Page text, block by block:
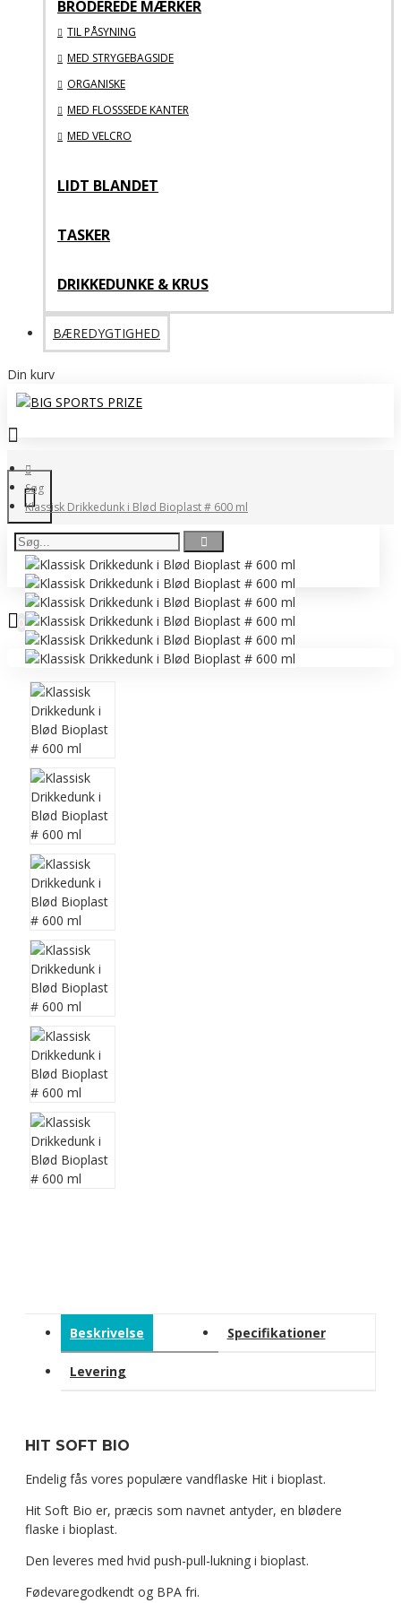
BRODEREDE MÆRKER
TIL PÅSYNING
MED STRYGEBAGSIDE
ORGANISKE
MED FLOSSSEDE KANTER
MED VELCRO
LIDT BLANDET
TASKER
DRIKKEDUNKE & KRUS
BÆREDYGTIGHED
Din kurv
0 vare(r) - 0,00 DKK
Ingen produkter
Søg
Klassisk Drikkedunk i Blød Bioplast # 600 ml
Beskrivelse Specifikationer
Levering
HIT SOFT BIO
Endelig fås vores populære vandflaske Hit i bioplast.
Hit Soft Bio er, præcis som navnet antyder, en blødere
flaske i bioplast.
Den leveres med hvid push-pull-lukning i bioplast.
Fødevaregodkendt og BPA fri.